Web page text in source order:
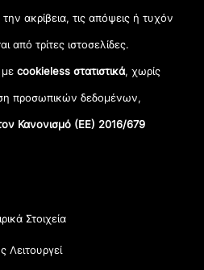
ακρίβεια, τις απόψεις ή τυχόν
από τρίτες ιστοσελίδες.
μεcookieless στατιστικά, χωρίς
προσωπικών δεδομένων,
Κανονισμό (ΕΕ) 2016/679
Στοιχεία
Λειτουργεί